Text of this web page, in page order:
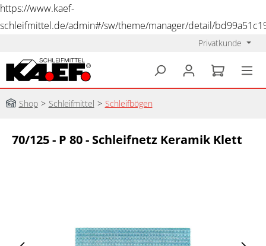
https://www.kaef-
schleifmittel.de/admin#/sw/theme/manager/detail/
Privatkunde
Shop > Schleifmittel > Schleifbögen
70/125 - P 80 - Schleifnetz Keramik Klett